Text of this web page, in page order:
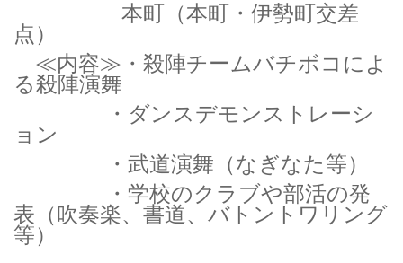
本町（本町・伊勢町交差
点）
≪内容≫・殺陣チームバチボコによ
る殺陣演舞
・ダンスデモンストレーシ
ョン
・武道演舞（なぎなた等）
・学校のクラブや部活の発
表（吹奏楽、書道、バトントワリング
等）